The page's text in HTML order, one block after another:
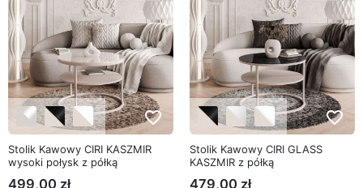
favorite_border
Stolik Kawowy CIRI KASZMIR
wysoki połysk z półką
499,00 zł
favorite_border
Stolik Kawowy CIRI GLASS
KASZMIR z półką
479,00 zł